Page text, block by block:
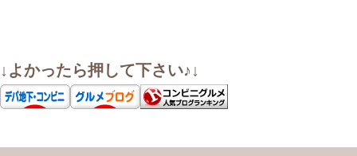
↓よかったら押して下さい♪↓